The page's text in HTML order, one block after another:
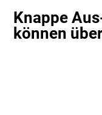
Knappe
können